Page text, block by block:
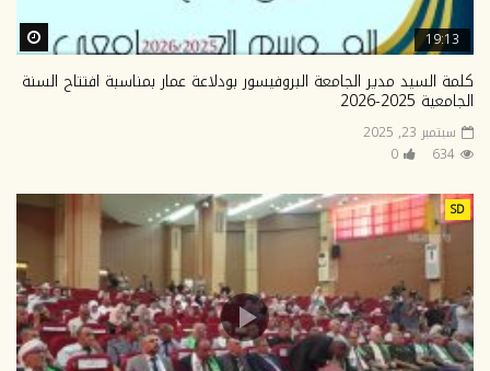
19:13
كلمة السيد مدير الجامعة البروفيسور بودلاعة عمار بمناسبة افتتاح السنة
الجامعية 2025-2026
سبتمبر 23, 2025
634
0
SD